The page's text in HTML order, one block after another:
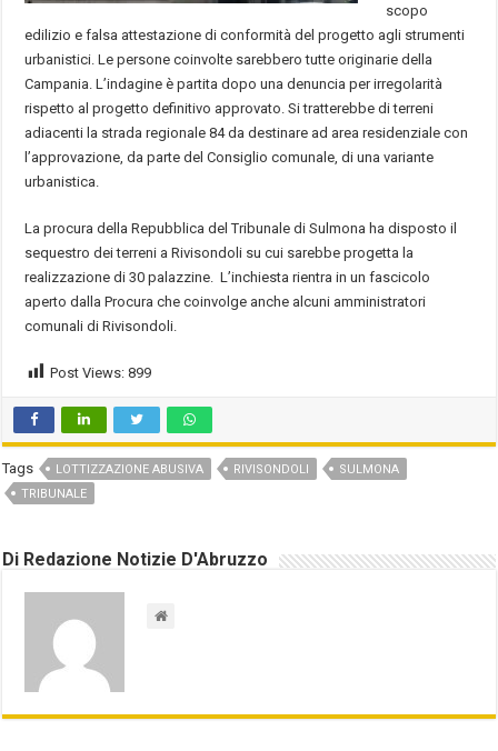
scopo
edilizio e falsa attestazione di conformità del progetto agli strumenti
urbanistici. Le persone coinvolte sarebbero tutte originarie della
Campania. L’indagine è partita dopo una denuncia per irregolarità
rispetto al progetto definitivo approvato. Si tratterebbe di terreni
adiacenti la strada regionale 84 da destinare ad area residenziale con
l’approvazione, da parte del Consiglio comunale, di una variante
urbanistica.
La procura della Repubblica del Tribunale di Sulmona ha disposto il
sequestro dei terreni a Rivisondoli su cui sarebbe progetta la
realizzazione di 30 palazzine. L’inchiesta rientra in un fascicolo
aperto dalla Procura che coinvolge anche alcuni amministratori
comunali di Rivisondoli.
Post Views: 899
Tags LOTTIZZAZIONE ABUSIVA RIVISONDOLI
SULMONA
TRIBUNALE
Di Redazione Notizie D'Abruzzo